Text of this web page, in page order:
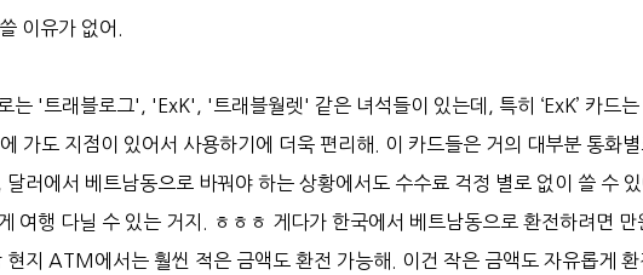
이유가 없어.
는 '트래블로그', 'ExK', '트래블월렛' 같은 녀석들이 있는데, 특히 ‘ExK’ 카드는
가도 지점이 있어서 사용하기에 더욱 편리해. 이 카드들은 거의 대부분 통화별
러에서 베트남동으로 바꿔야 하는 상황에서도 수수료 걱정 별로 없이 쓸 수 있
여행 다닐 수 있는 거지. ㅎㅎㅎ 게다가 한국에서 베트남동으로 환전하려면 만
현지 ATM에서는 훨씬 적은 금액도 환전 가능해. 이건 작은 금액도 자유롭게 환